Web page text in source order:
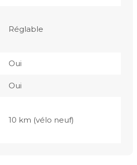
Réglable
Oui
Oui
10 km (vélo neuf)